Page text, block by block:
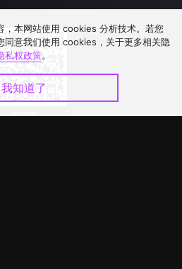
，本网站使用 cookies 分析技术。若您
同意我们使用 cookies，关于更多相关隐
私权政策。
我知道了